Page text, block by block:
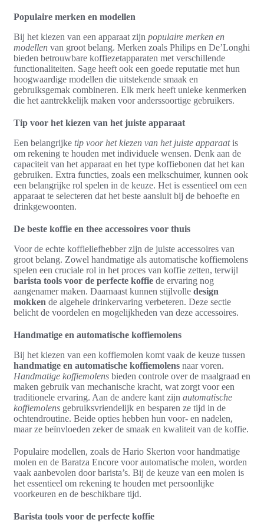
Populaire merken en modellen
Bij het kiezen van een apparaat zijn populaire merken en
modellen van groot belang. Merken zoals Philips en De’Longhi
bieden betrouwbare koffiezetapparaten met verschillende
functionaliteiten. Sage heeft ook een goede reputatie met hun
hoogwaardige modellen die uitstekende smaak en
gebruiksgemak combineren. Elk merk heeft unieke kenmerken
die het aantrekkelijk maken voor anderssoortige gebruikers.
Tip voor het kiezen van het juiste apparaat
Een belangrijke tip voor het kiezen van het juiste apparaatis
om rekening te houden met individuele wensen. Denk aan de
capaciteit van het apparaat en het type koffiebonen dat het kan
gebruiken. Extra functies, zoals een melkschuimer, kunnen ook
een belangrijke rol spelen in de keuze. Het is essentieel om een
apparaat te selecteren dat het beste aansluit bij de behoefte en
drinkgewoonten.
De beste koffie en thee accessoires voor thuis
Voor de echte koffieliefhebber zijn de juiste accessoires van
groot belang. Zowel handmatige als automatische koffiemolens
spelen een cruciale rol in het proces van koffie zetten, terwijl
barista tools voor de perfecte koffie de ervaring nog
aangenamer maken. Daarnaast kunnen stijlvolle design
mokken de algehele drinkervaring verbeteren. Deze sectie
belicht de voordelen en mogelijkheden van deze accessoires.
Handmatige en automatische koffiemolens
Bij het kiezen van een koffiemolen komt vaak de keuze tussen
handmatige en automatische koffiemolens naar voren.
Handmatige koffiemolens bieden controle over de maalgraad en
maken gebruik van mechanische kracht, wat zorgt voor een
traditionele ervaring. Aan de andere kant zijn automatische
koffiemolens gebruiksvriendelijk en besparen ze tijd in de
ochtendroutine. Beide opties hebben hun voor- en nadelen,
maar ze beïnvloeden zeker de smaak en kwaliteit van de koffie.
Populaire modellen, zoals de Hario Skerton voor handmatige
molen en de Baratza Encore voor automatische molen, worden
vaak aanbevolen door barista’s. Bij de keuze van een molen is
het essentieel om rekening te houden met persoonlijke
voorkeuren en de beschikbare tijd.
Barista tools voor de perfecte koffie